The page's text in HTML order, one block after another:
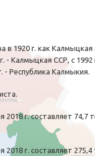
в 1920 г. как
- Калмыцкая ССР, с 1992
- Республика Калмыкия.
г. составляет 74,7
2018 г. составляет